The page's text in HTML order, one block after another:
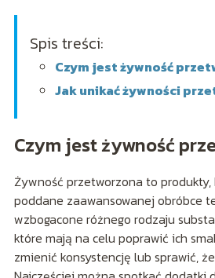
Spis treści:
Czym jest żywność
Jak unikać żywności
Czym jest żywność
Żywność przetworzona to produkty,
poddane zaawansowanej obróbce
wzbogacone różnego rodzaju
które mają na celu poprawić ich
zmienić konsystencję lub sprawić,